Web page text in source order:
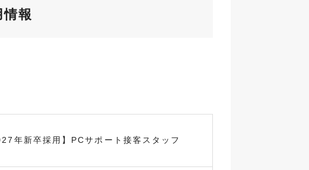
報
年新卒採用】PCサポート接客スタッフ